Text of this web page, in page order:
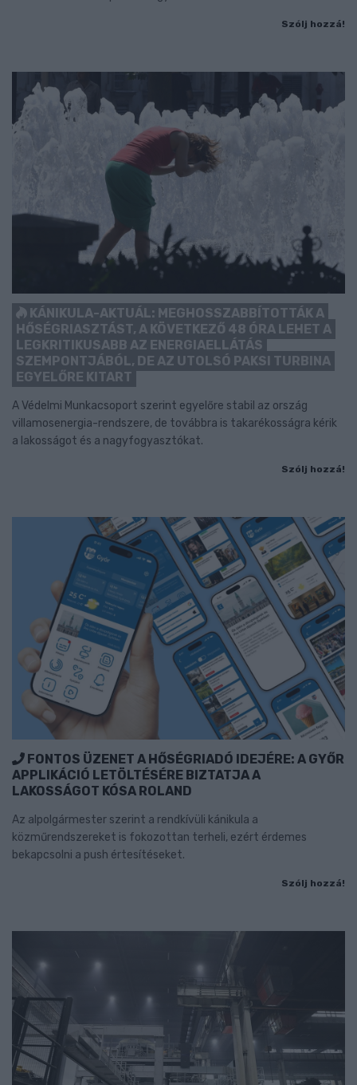
Szólj hozzá!
KÁNIKULA-AKTUÁL: MEGHOSSZABBÍTOTTÁK A
HŐSÉGRIASZTÁST, A KÖVETKEZŐ 48 ÓRA LEHET A
LEGKRITIKUSABB AZ ENERGIAELLÁTÁS
SZEMPONTJÁBÓL, DE AZ UTOLSÓ PAKSI TURBINA
EGYELŐRE KITART
A Védelmi Munkacsoport szerint egyelőre stabil az ország
villamosenergia-rendszere, de továbbra is takarékosságra kérik
a lakosságot és a nagyfogyasztókat.
Szólj hozzá!
FONTOS ÜZENET A HŐSÉGRIADÓ IDEJÉRE: A GYŐR
APPLIKÁCIÓ LETÖLTÉSÉRE BIZTATJA A
LAKOSSÁGOT KÓSA ROLAND
Az alpolgármester szerint a rendkívüli kánikula a
közműrendszereket is fokozottan terheli, ezért érdemes
bekapcsolni a push értesítéseket.
Szólj hozzá!